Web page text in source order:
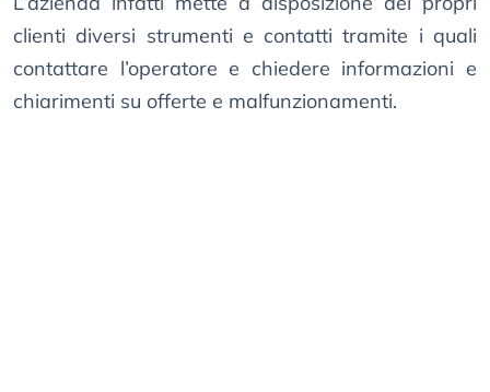
clienti diversi strumenti e contatti tramite i quali
contattare l’operatore e chiedere informazioni e
chiarimenti su offerte e malfunzionamenti.